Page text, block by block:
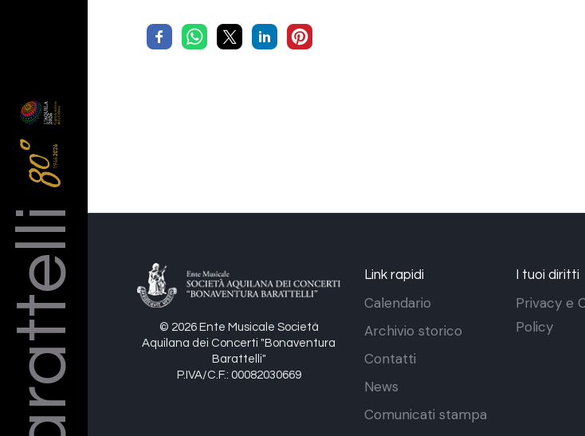
Barattelli
© 2026 Ente Musicale Società
Aquilana dei Concerti "Bonaventura
Barattelli"
P.IVA/C.F.: 00082030669
Link rapidi
Calendario
Archivio storico
Contatti
News
Comunicati stampa
I tuoi diritti
Privacy e
Policy